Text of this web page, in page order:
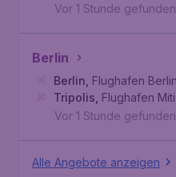
Vor 1 Stunde gefunden
Berlin
Berlin Flughafen
Tripolis Flughafen
Vor 1 Stunde gefunden
Alle Angebote anzeigen